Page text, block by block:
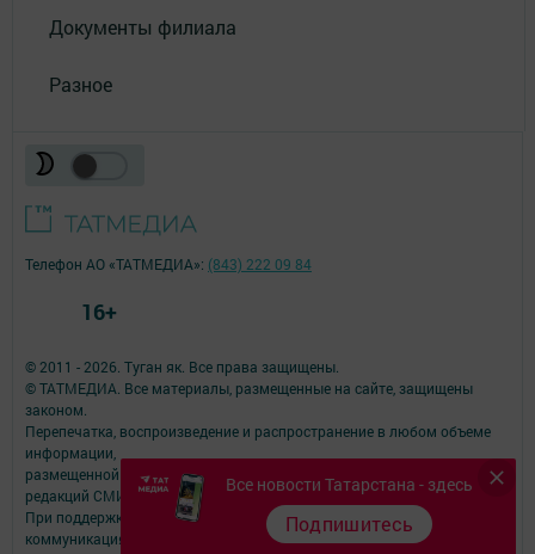
Документы филиала
Разное
Все новости Татарстана - здесь
Подпишитесь
© 2011 - 2026. Туган як. Все права защищены.
© ТАТМЕДИА. Все материалы, размещенные на сайте, защищены
законом.
Перепечатка, воспроизведение и распространение в любом объеме
информации,
размещенной на сайте, возможна только с письменного согласия
редакций СМИ.
При поддержке Республиканского агентства по печати и массовым
коммуникациям.
Телефон АО «ТАТМЕДИА»: (843) 222 09 84
16+